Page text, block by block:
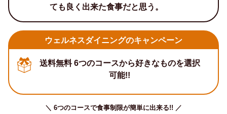
ても良く出来た食事だと思う。
ウェルネスダイニングのキャンペーン
送料無料 6つのコースから好きなものを選択
可能!!
＼ 6つのコースで食事制限が簡単に出来る!! ／